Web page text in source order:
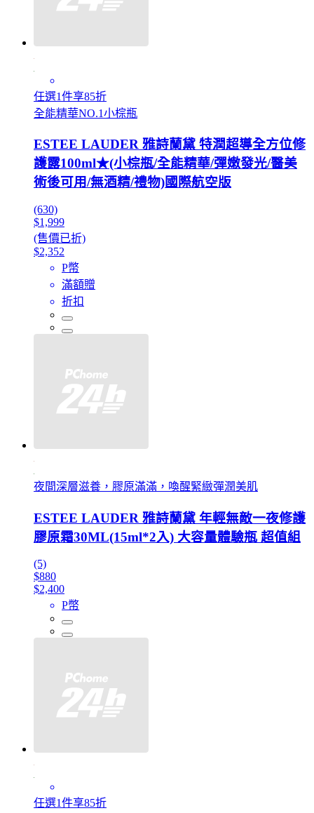
任選1件享85折
全能精華NO.1小棕瓶
ESTEE LAUDER 雅詩蘭黛 特潤超導全方位修
護露100ml★(小棕瓶/全能精華/彈嫩發光/醫美
術後可用/無酒精/禮物)國際航空版
(630)
$1,999
(售價已折)
$2,352
P幣
滿額贈
折扣
夜間深層滋養，膠原滿滿，喚醒緊緻彈潤美肌
ESTEE LAUDER 雅詩蘭黛 年輕無敵一夜修護
膠原霜30ML(15ml*2入) 大容量體驗瓶 超值組
(5)
$880
$2,400
P幣
任選1件享85折